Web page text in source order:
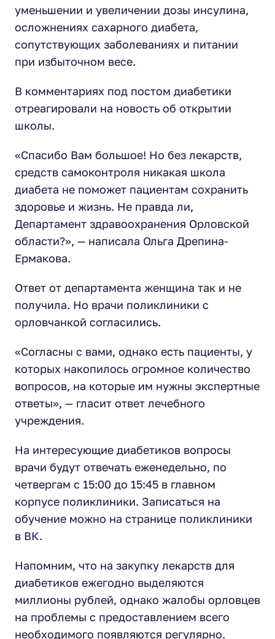
уменьшении и увеличении дозы инсулина,
осложнениях сахарного диабета,
сопутствующих заболеваниях и питании
при избыточном весе.
В комментариях под постом диабетики
отреагировали на новость об открытии
школы.
«Спасибо Вам большое! Но без лекарств,
средств самоконтроля никакая школа
диабета не поможет пациентам сохранить
здоровье и жизнь. Не правда ли,
Департамент здравоохранения Орловской
области?», — написала Ольга Дрепина-
Ермакова.
Ответ от департамента женщина так и не
получила. Но врачи поликлиники с
орловчанкой согласились.
«Согласны с вами, однако есть пациенты, у
которых накопилось огромное количество
вопросов, на которые им нужны экспертные
ответы», — гласит ответ лечебного
учреждения.
На интересующие диабетиков вопросы
врачи будут отвечать еженедельно, по
четвергам с 15:00 до 15:45 в главном
корпусе поликлиники. Записаться на
обучение можно на странице поликлиники
в ВК.
Напомним, что на закупку лекарств для
диабетиков ежегодно выделяются
миллионы рублей, однако жалобы орловцев
на проблемы с предоставлением всего
необходимого появляются регулярно.